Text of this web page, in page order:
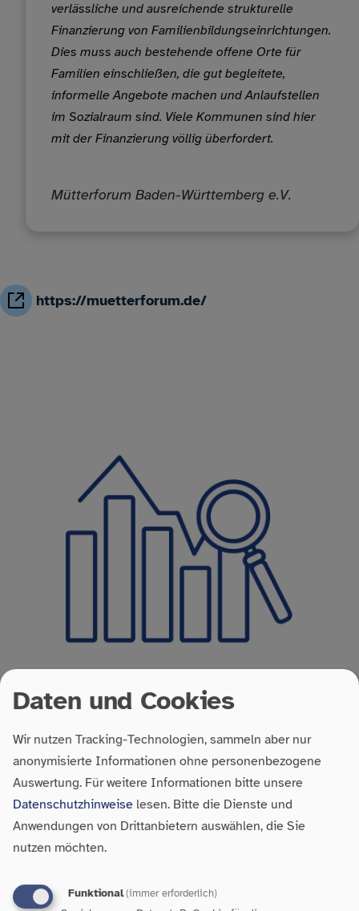
verlässliche und ausreichende strukturelle
Finanzierung von Familienbildungseinrichtungen.
Dies muss auch bestehende offene Orte für
Familien einschließen, die gut begleitete,
informelle Angebote machen und Anlaufstellen
im Sozialraum sind. Viele Kommunen sind hier
mit der Finanzierung völlig überfordert.
Mütterforum Baden-Württemberg e.V.
https://muetterforum.de/
Insgesamt über 2,2 Mio.Familien in Baden-Württemberg
Fast25 %der Familien gelten als armutsgefährdet
davon
23,8 %Familien mit mindestens einem Kind
> 40 %Ein-Eltern-Familien
Über 1,38 Mio. Kinder unter 18 Jahren in BW
Daten und Cookies
Wir nutzen Tracking-Technologien, sammeln aber nur
anonymisierte Informationen ohne personenbezogene
Auswertung. Für weitere Informationen bitte unsere
Datenschutzhinweise lesen. Bitte die Dienste und
Anwendungen von Drittanbietern auswählen, die Sie
nutzen möchten.
Funktional(immer erforderlich)